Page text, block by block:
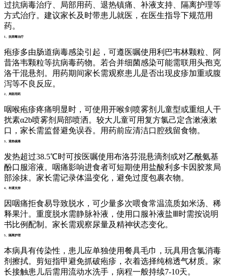
过抗病毒治疗、局部用药、退热镇痛、补液支持、隔离护理等
方式治疗。建议家长及时带患儿就医，在医生指导下规范用
药。
1、抗病毒治疗
疱疹多由肠道病毒感染引起，可遵医嘱使用利巴韦林颗粒、阿
昔洛韦颗粒等抗病毒药物。若合并细菌感染可能需联用头孢克
洛干混悬剂。用药期间家长需观察患儿是否出现皮疹加重或腹
泻等不良反应。
2、局部用药
咽喉疱疹疼痛明显时，可使用开喉剑喷雾剂儿童型或重组人干
扰素α2b喷雾剂局部喷洒。较大儿童可用复方氯己定含漱液漱
口，家长需监督避免误吞。用药前应清洁口腔残留食物。
3、退热镇痛
发热超过38.5℃时可按医嘱使用布洛芬混悬滴剂或对乙酰氨基
酚口服溶液。咽痛影响进食者可短期使用盐酸利多卡因胶浆局
部涂抹。家长需记录体温变化，避免过度包裹衣物。
4、补液支持
因咽痛拒食易导致脱水，可少量多次喂食常温流质如米汤、稀
释果汁。重度脱水需静脉补液，使用口服补液盐Ⅲ时需按说明
书比例配制。家长需观察尿量及精神状态变化。
5、隔离护理
本病具有传染性，患儿应单独使用餐具毛巾，玩具用含氯消毒
剂擦拭。剪短指甲避免抓破疱疹，衣着选择纯棉透气材质。家
长接触患儿后需用流动水洗手，病程一般持续7-10天。